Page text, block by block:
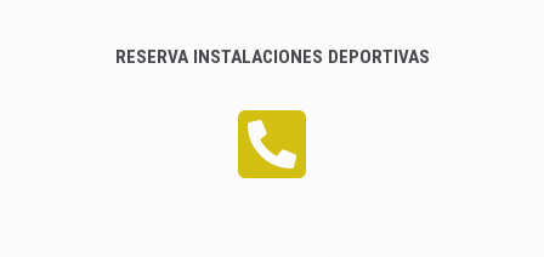
RESERVA INSTALACIONES DEPORTIVAS